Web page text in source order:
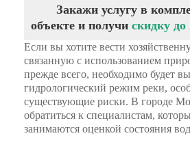
Закажи услугу в
объекте и получи скидку до
Если вы хотите вести
связанную с использованием
прежде всего, необходимо будет
гидрологический режим реки,
существующие риски. В городе
обратиться к специалистам,
занимаются оценкой состояния